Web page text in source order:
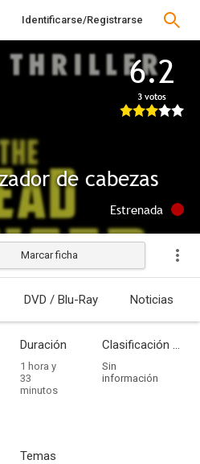
Identificarse/Registrarse
6.2
3 votos
de cabezas
Estrenada
Marcar ficha
DVD / Blu-Ray Noticias
Duración
1 hora y
33
minutos
Clasificación por edades
Sin
información
Temas